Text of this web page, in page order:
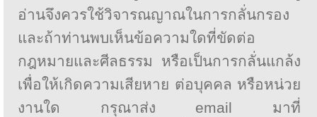
อ่านจึงควรใช้วิจารณญาณในการกลั่นกรอง
และถ้าท่านพบเห็นข้อความใดที่ขัดต่อ
กฎหมายและศีลธรรม หรือเป็นการกลั่นแกล้ง
เพื่อให้เกิดความเสียหาย ต่อบุคคล หรือหน่วย
งานใด กรุณาส่ง email มาที่